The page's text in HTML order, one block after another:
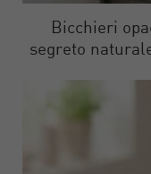
Bicchieri
segreto